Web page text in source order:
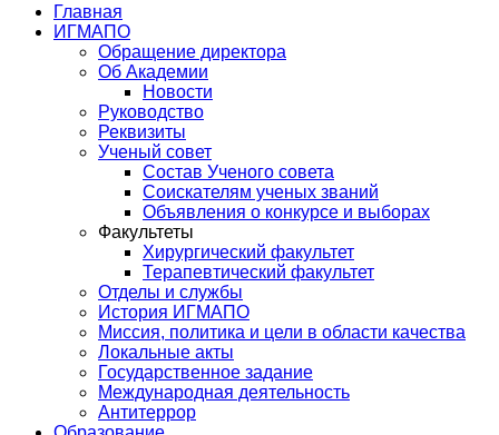
Главная
ИГМАПО
Обращение директора
Об Академии
Новости
Руководство
Реквизиты
Ученый совет
Состав Ученого совета
Соискателям ученых званий
Объявления о конкурсе и выборах
Факультеты
Хирургический факультет
Терапевтический факультет
Отделы и службы
История ИГМАПО
Миссия, политика и цели в области качества
Локальные акты
Государственное задание
Международная деятельность
Антитеррор